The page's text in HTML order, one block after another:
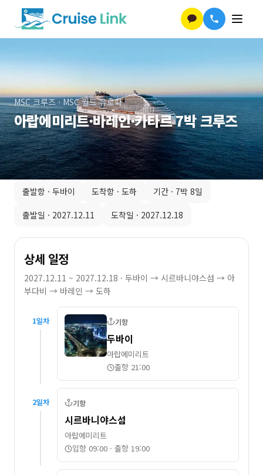
MSC 크루즈·MSC 월드 유로파
아랍에미리트·바레인·카타르 7박 크루즈
출발항 · 두바이 도착항 · 도하 기간 · 7박 8일
출발일 · 2027.12.11 도착일 · 2027.12.18
상세 일정
2027.12.11 ~ 2027.12.18 · 두바이 → 시르바니야스섬 → 아
부다비 → 바레인 → 도하
1일차 기항
두바이
아랍에미리트
출항 21:00
2일차 기항
시르바니야스섬
아랍에미리트
입항 09:00 · 출항 19:00